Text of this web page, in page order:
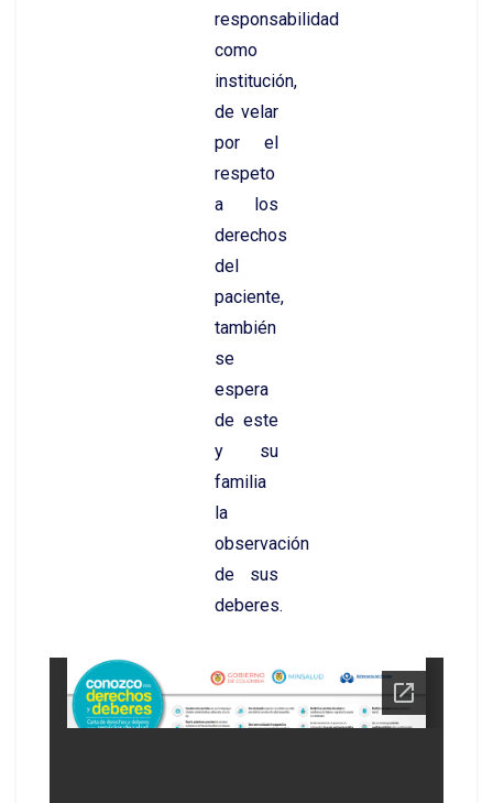
responsabilidad
como
institución,
de velar
por el
respeto
a los
derechos
del
paciente,
también
se
espera
de este
y su
familia
la
observación
de sus
deberes.